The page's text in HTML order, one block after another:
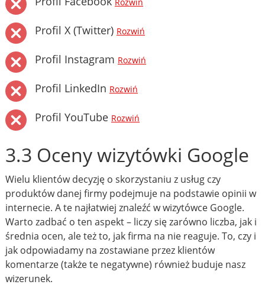
Rozwiń
Profil X (Twitter) Rozwiń
Profil Instagram Rozwiń
Profil LinkedIn Rozwiń
Profil YouTube Rozwiń
3.3 Oceny wizytówki Google
Wielu klientów decyzję o skorzystaniu z usług czy
produktów danej firmy podejmuje na podstawie opinii w
internecie. A te najłatwiej znaleźć w wizytówce Google.
Warto zadbać o ten aspekt – liczy się zarówno liczba, jak i
średnia ocen, ale też to, jak firma na nie reaguje. To, czy i
jak odpowiadamy na zostawiane przez klientów
komentarze (także te negatywne) również buduje nasz
wizerunek.